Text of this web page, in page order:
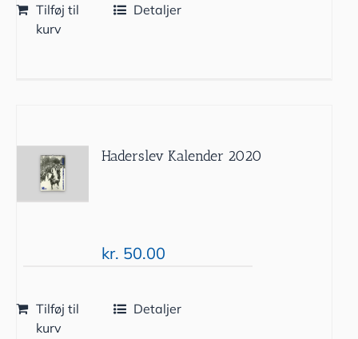
Tilføj til
kurv
Detaljer
Haderslev Kalender 2020
kr. 50.00
Tilføj til
kurv
Detaljer